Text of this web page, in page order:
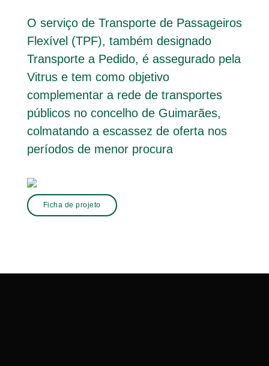
O serviço de Transporte de Passageiros
Flexível (TPF), também designado
Transporte a Pedido, é assegurado pela
Vitrus e tem como objetivo
complementar a rede de transportes
públicos no concelho de Guimarães,
colmatando a escassez de oferta nos
períodos de menor procura
Ficha de projeto